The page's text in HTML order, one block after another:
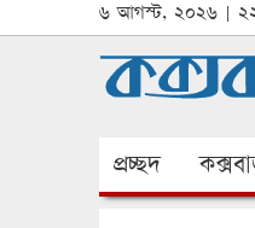
৬ আগস্ট, ২০২৬ |
প্রচ্ছদ